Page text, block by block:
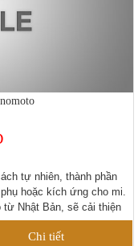
tự nhiên, thành phần
hoặc kích ứng cho mi.
từ Nhật Bản, sẽ cải thiện
trong thời gian ngắn.
Chi tiết